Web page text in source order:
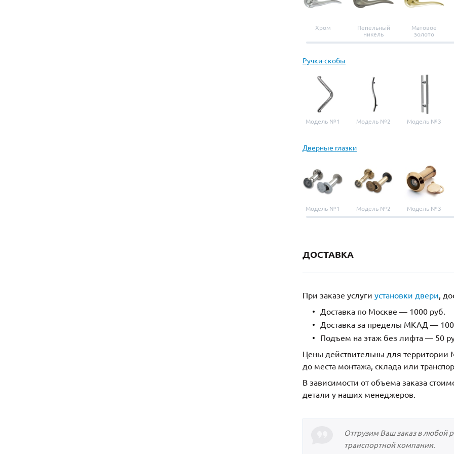
Хром
Пепельный
никель
Матовое
золото
Ручки-скобы
Модель №1 Модель №2 Модель №3
Дверные глазки
Модель №1 Модель №2 Модель №3
ДОСТАВКА
При заказе услуги установки двери,
Доставка по Москве — 1000 руб.
Доставка за пределы МКАД —
Подъем на этаж без лифта — 50
Цены действительны для территории
до места монтажа, склада или
В зависимости от объема заказа
детали у наших менеджеров.
Отгрузим Ваш заказ в любой
транспортной компании.